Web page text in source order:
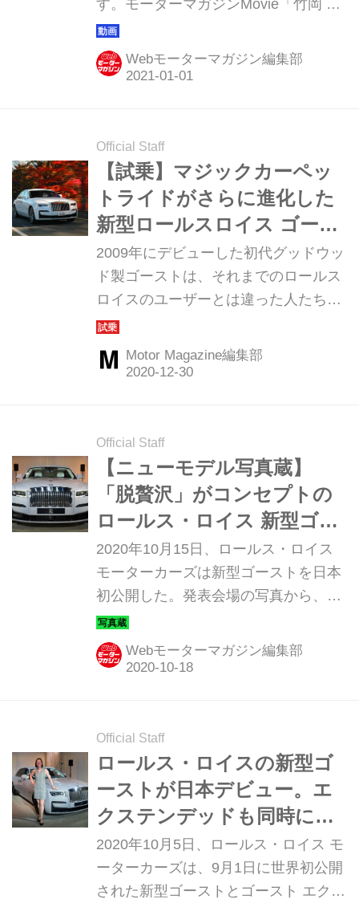
す。モーターマガジンMovie「竹岡 圭
の今日もクルマと」（チャンネル登録
14万人超）コレクション新年第一弾
は、究極の官能美で乗る者を魅了す
加）
Webモーターマガジン編集部
Official Staff
【試乗】マジックカーペッ
トライドがさらに進化した
新型ロールスロイス ゴース
トの乗り心地を日光で確認
2009年にデビューした初代グッドウッ
ド製ゴーストは、それまでのロールス
ロイスのユーザーとは違った人たちに
も受け入れられて、10年間の生産期間
において、116年のロールスロイスの
歴史上でもっとも販売台数の多いクル
（Motor Magazine2021年2月号より）
Motor Magazine編集部
Official Staff
【ニューモデル写真蔵】
「脱贅沢」がコンセプトの
ロールス・ロイス 新型ゴー
ストがゴージャスに登場
2020年10月15日、ロールス・ロイス
モーターカーズは新型ゴーストを日本
初公開した。発表会場の写真から、そ
のディテールを紹介しよう。
Webモーターマガジン編集部
Official Staff
ロールス・ロイスの新型ゴ
ーストが日本デビュー。エ
クステンデッドも同時に発
表
2020年10月5日、ロールス・ロイス モ
ーターカーズは、9月1日に世界初公開
された新型ゴーストとゴースト エクス